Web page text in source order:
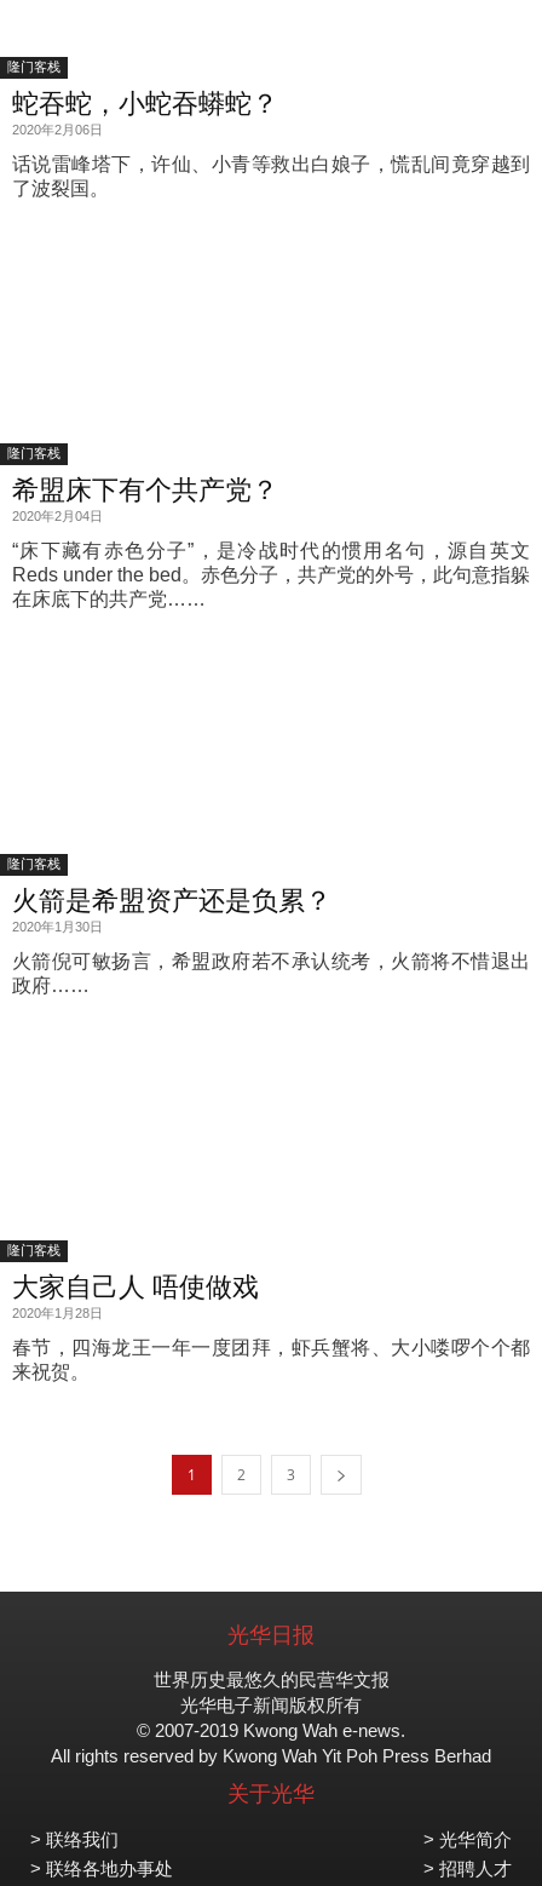
隆门客栈
蛇吞蛇，小蛇吞蟒蛇？
2020年2月06日
话说雷峰塔下，许仙、小青等救出白娘子，慌乱间竟穿越到
了波裂国。
隆门客栈
希盟床下有个共产党？
2020年2月04日
“床下藏有赤色分子”，是冷战时代的惯用名句，源自英文
Reds under the bed。赤色分子，共产党的外号，此句意指躲
在床底下的共产党……
隆门客栈
火箭是希盟资产还是负累？
2020年1月30日
火箭倪可敏扬言，希盟政府若不承认统考，火箭将不惜退出
政府……
隆门客栈
大家自己人 唔使做戏
2020年1月28日
春节，四海龙王一年一度团拜，虾兵蟹将、大小喽啰个个都
来祝贺。
1 2 3
光华日报
世界历史最悠久的民营华文报
光华电子新闻版权所有
© 2007-2019 Kwong Wah e-news.
All rights reserved by Kwong Wah Yit Poh Press Berhad
关于光华
> 联络我们
> 联络各地办事处
> 光华简介
> 招聘人才